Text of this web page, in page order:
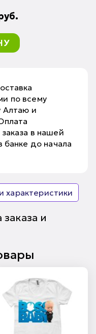
по всему
Алтаю и
в нашей
банке до начала
характеристики
и